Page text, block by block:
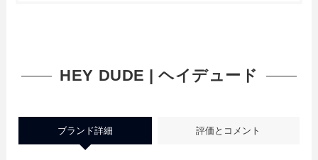
HEY DUDE | ヘイデュード
ブランド詳細 評価とコメント